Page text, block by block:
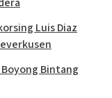
Luis Diaz
Bintang